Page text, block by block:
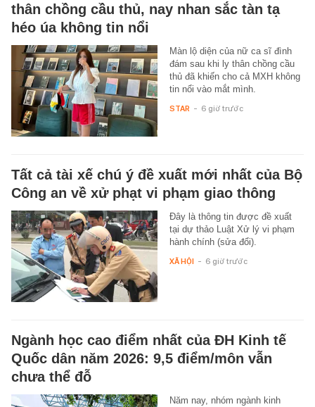
thân chồng cầu thủ, nay nhan sắc tàn tạ
héo úa không tin nổi
Màn lộ diện của nữ ca sĩ đình
đám sau khi ly thân chồng cầu
thủ đã khiến cho cả MXH không
tin nổi vào mắt mình.
STAR - 6 giờ trước
Tất cả tài xế chú ý đề xuất mới nhất của Bộ
Công an về xử phạt vi phạm giao thông
Đây là thông tin được đề xuất
tại dự thảo Luật Xử lý vi phạm
hành chính (sửa đổi).
XÃ HỘI - 6 giờ trước
Ngành học cao điểm nhất của ĐH Kinh tế
Quốc dân năm 2026: 9,5 điểm/môn vẫn
chưa thể đỗ
Năm nay, nhóm ngành kinh